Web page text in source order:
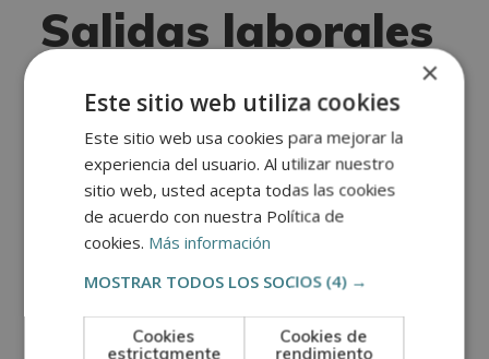
Salidas laborales
Estudiar el máster en tipografía y maquetación
abre las puertas a distintas oportunidades
profesionales en el ámbito gráfico y editorial.
Aunque se trata de una formación totalmente
teórica, los conocimientos adquiridos te permiten
destacar en el sector gracias a una base técnica
sólida y actualizada.
De hecho, nuestra formación te permite adquirir
conocimientos altamente valorados en sectores
×
Este sitio web utiliza cookies
Este sitio web usa cookies para mejorar la
experiencia del usuario. Al utilizar nuestro
sitio web, usted acepta todas las cookies
de acuerdo con nuestra Política de
cookies. Más información
MOSTRAR TODOS LOS SOCIOS (4) →
Cookies
estrictamente
Cookies de
rendimiento